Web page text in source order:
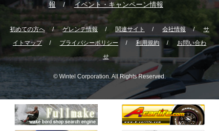
報 イベント・キャンペーン情報
初めての方へ ゲレンテ情報 関連サイト 会社情報
サ
イトマップ
プライバシーポリシー 利用規約
お問い合わ
せ
© Wintel Corporation. All Rights Reserved.